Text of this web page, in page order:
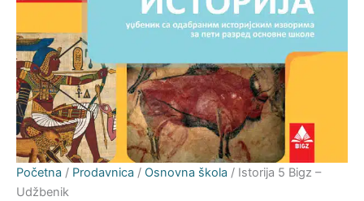
Početna / Prodavnica / Osnovna škola / Istorija 5 Bigz –
Udžbenik